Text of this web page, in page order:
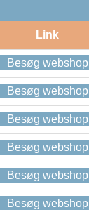
Link
Besøg webshop
Besøg webshop
Besøg webshop
Besøg webshop
Besøg webshop
Besøg webshop